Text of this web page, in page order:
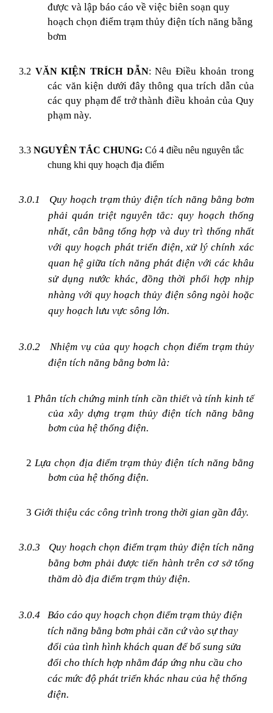
được và lập báo cáo về việc biên soạn quy
hoạch chọn điểm trạm thủy điện tích năng bằng
bơm
3.2 VĂN KIỆN TRÍCH DẪN: Nêu Điều khoản trong
các văn kiện dưới đây thông qua trích dẫn của
các quy phạm để trở thành điều khoản của Quy
phạm này.
3.3 NGUYÊN TẮC CHUNG: Có 4 điều nêu nguyên tắc
chung khi quy hoạch địa điểm
3.0.1
Quy hoạch trạm thủy điện tích năng bằng bơm
phải quán triệt nguyên tắc: quy hoạch thống
nhất, cân bằng tổng hợp và duy trì thống nhất
với quy hoạch phát triển điện, xử lý chính xác
quan hệ giữa tích năng phát điện với các khâu
sử dụng nước khác, đồng thời phối hợp nhịp
nhàng với quy hoạch thủy điện sông ngòi hoặc
quy hoạch lưu vực sông lớn.
3.0.2 Nhiệm vụ của quy hoạch chọn điểm trạm thủy
điện tích năng bằng bơm là:
1Phân tích chứng minh tính cần thiết và tính kinh tế
của xây dựng trạm thủy điện tích năng bằng
bơm của hệ thống điện.
2Lựa chọn địa điểm trạm thủy điện tích năng bằng
bơm của hệ thống điện.
3 Giới thiệu các công trình trong thời gian gần đây.
3.0.3
Quy hoạch chọn điểm trạm thủy điện tích năng
bằng bơm phải được tiến hành trên cơ sở tổng
thăm dò địa điểm trạm thủy điện.
3.0.4
Báo cáo quy hoạch chọn điểm trạm thủy điện
tích năng bằng bơm phải căn cứ vào sự thay
đổi của tình hình khách quan để bổ sung sửa
đổi cho thích hợp nhằm đáp ứng nhu cầu cho
các mức độ phát triển khác nhau của hệ thống
điện.